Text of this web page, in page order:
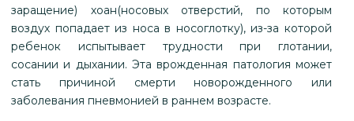
заращение) хоан(носовых отверстий, по которым
воздух попадает из носа в носоглотку), из-за которой
ребенок испытывает трудности при глотании,
сосании и дыхании. Эта врожденная патология может
стать причиной смерти новорожденного или
заболевания пневмонией в раннем возрасте.